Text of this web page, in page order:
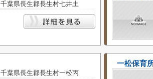
千葉県長生郡長生村七井土
千葉県長生郡長生村一松丙
一松保育